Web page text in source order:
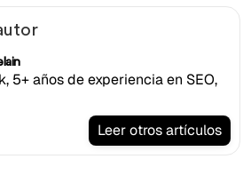
5+ años de experiencia en SEO,
Leer otros artículos